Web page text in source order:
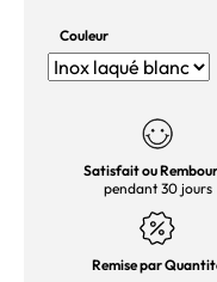
Couleur
Satisfait ou
pendant 30 jours
Remise par